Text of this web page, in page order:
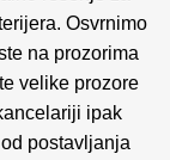
Osvrnimo
na prozorima
velike prozore
ipak
postavljanja